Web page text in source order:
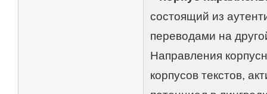
состоящий из
переводами на
Направления
корпусов текстов,